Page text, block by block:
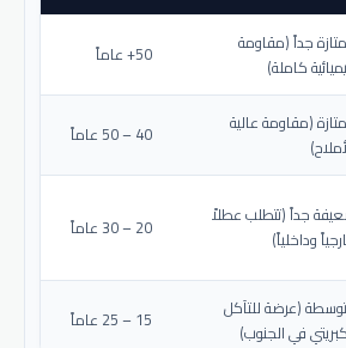
جداً (مقاومة
كاملة)
50+ عاماً
(مقاومة عالية
40 – 50 عاماً
جداً (تتطلب عطلاً
وداخلياً)
20 – 30 عاماً
(عرضة للتآكل
في الجنوب)
15 – 25 عاماً